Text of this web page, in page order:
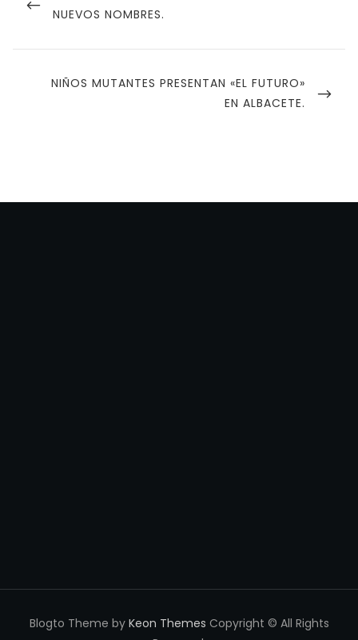
entradas
POST
NUEVOS NOMBRES.
NEXT
NIÑOS MUTANTES PRESENTAN «EL FUTURO»
EN ALBACETE.
Blogto Theme by Keon Themes Copyright © All Rights